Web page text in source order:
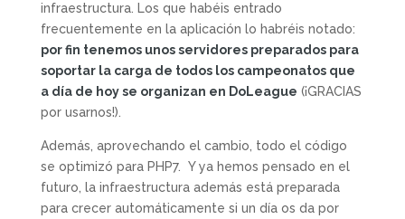
infraestructura. Los que habéis entrado
frecuentemente en la aplicación lo habréis notado:
por fin tenemos unos servidores preparados para
soportar la carga de todos los campeonatos que
a día de hoy se organizan en DoLeague (¡GRACIAS
por usarnos!).
Además, aprovechando el cambio, todo el código
se optimizó para PHP7. Y ya hemos pensado en el
futuro, la infraestructura además está preparada
para crecer automáticamente si un día os da por